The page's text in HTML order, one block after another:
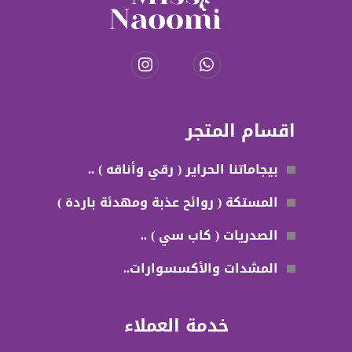
اقسام المتجر
بيجاماتنا الحراير ( رقي وأناقه ) ..
المستكة ( روائح عذبة ومهدئة باردة )
الصدريات ( كاب سي ) ..
المشدات والأكسسوارات..
خدمة العملاء